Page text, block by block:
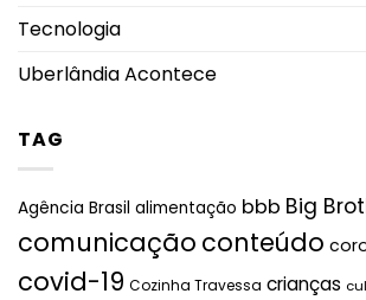
Tecnologia
Uberlândia Acontece
TAG
Agência Brasil alimentação bbb Big
comunicação conteúdo
covid-19 Cozinha Travessa crianças